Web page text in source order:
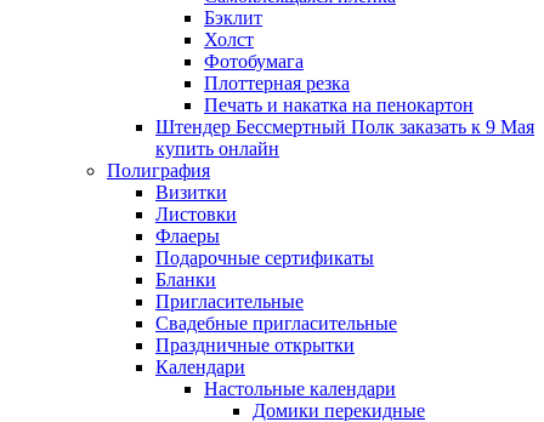
Бэклит
Холст
Фотобумага
Плоттерная резка
Печать и накатка на пенокартон
Штендер Бессмертный Полк заказать к 9 Мая
купить онлайн
Полиграфия
Визитки
Листовки
Флаеры
Подарочные сертификаты
Бланки
Пригласительные
Свадебные пригласительные
Праздничные открытки
Календари
Настольные календари
Домики перекидные